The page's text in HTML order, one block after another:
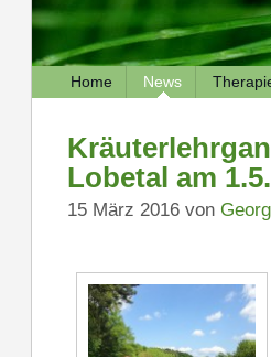
Home News
Lobetal am
15 März 2016 von